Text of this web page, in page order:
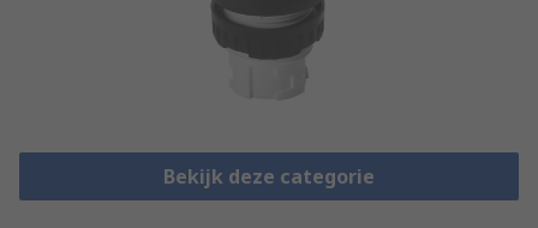
Bekijk deze categorie